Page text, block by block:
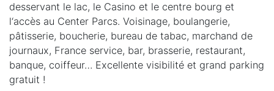
desservant le lac, le Casino et le centre bourg et
l‘accès au Center Parcs. Voisinage, boulangerie,
pâtisserie, boucherie, bureau de tabac, marchand de
journaux, France service, bar, brasserie, restaurant,
banque, coiffeur… Excellente visibilité et grand parking
gratuit !